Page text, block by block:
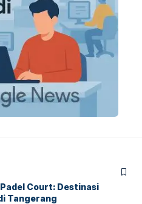
Court: Destinasi
Tangerang